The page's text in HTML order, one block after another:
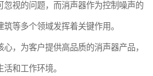
忽视的问题，而消声器作为控制噪声的
等多个领域发挥着关键作用。
，为客户提供高品质的消声器产品，
和工作环境。